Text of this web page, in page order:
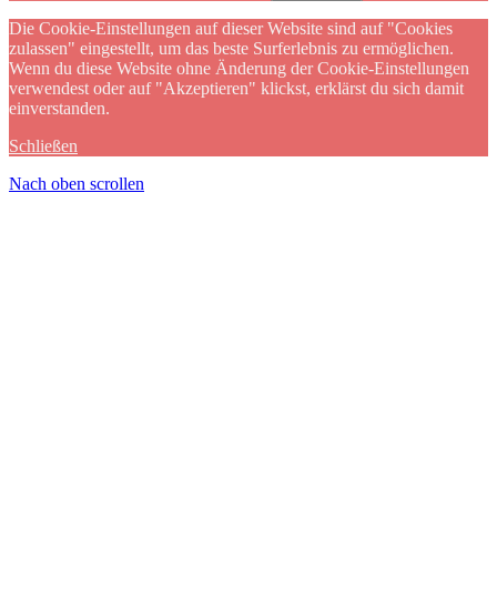
Die Cookie-Einstellungen auf dieser Website sind auf "Cookies
zulassen" eingestellt, um das beste Surferlebnis zu ermöglichen.
Wenn du diese Website ohne Änderung der Cookie-Einstellungen
verwendest oder auf "Akzeptieren" klickst, erklärst du sich damit
einverstanden.
Schließen
Nach oben scrollen